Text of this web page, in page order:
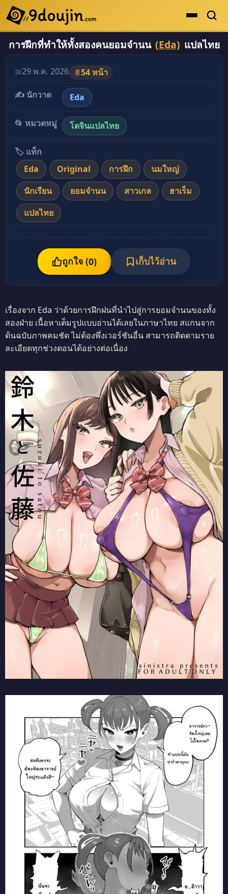
ดูเยอะสุด
ยอดนิยม
การฝึกที่ทำให้ทั้งสองคนยอมจำนน (Eda) แปลไทย
📅29 พ.ค. 2026 📄54 หน้า
✍️ นักวาด
Eda
📂 หมวดหมู่ โดจินแปลไทย
🏷️ แท็ก
Eda
Original การฝึก
นมใหญ่
นักเรียน
ยอมจำนน สาวเกล
ฮาเร็ม
แปลไทย
ถูกใจ (0) เก็บไว้อ่าน
เรื่องจาก Eda ว่าด้วยการฝึกฝนที่นำไปสู่การยอมจำนนของทั้ง
สองฝ่าย เนื้อหาเต็มรูปแบบอ่านได้เลยในภาษาไทย สแกนจาก
ต้นฉบับภาพคมชัด ไม่ต้องพึ่งเวอร์ชันอื่น สามารถติดตามราย
ละเอียดทุกช่วงตอนได้อย่างต่อเนื่อง